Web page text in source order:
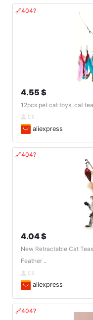
🔗404?
4.55 $
12pcs pet cat toys, cat
DE
aliexpress
🔗404?
4.04 $
New Retractable Cat
Feather ..
DE
aliexpress
🔗404?